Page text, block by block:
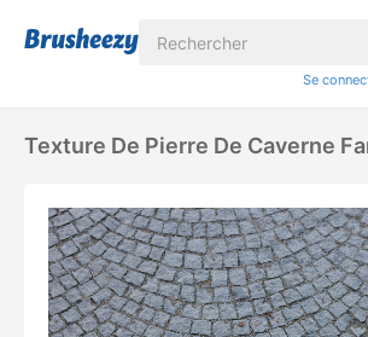
Se
Texture De Pierre De Caverne